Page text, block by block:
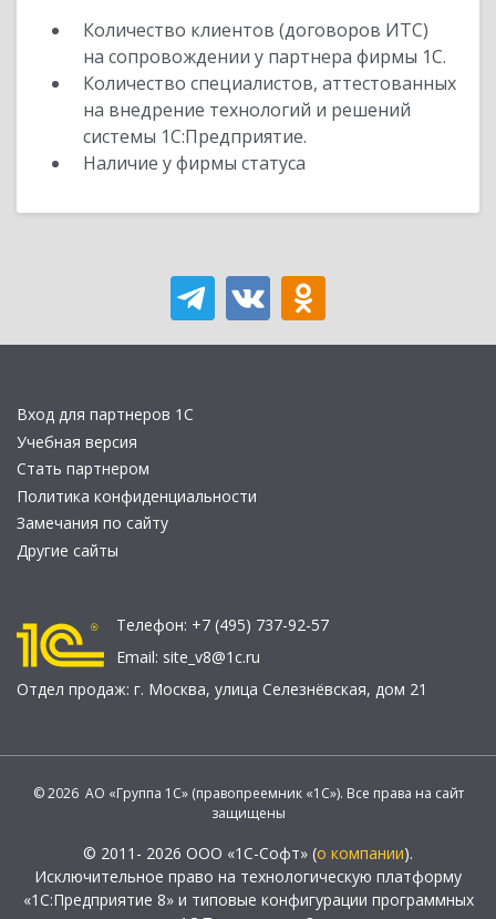
Количество клиентов (договоров ИТС)
на сопровождении у партнера фирмы 1С.
Количество специалистов, аттестованных
на внедрение технологий и решений
системы 1С:Предприятие.
Наличие у фирмы статуса
Вход для партнеров 1С
Учебная версия
Стать партнером
Политика конфиденциальности
Замечания по сайту
Другие сайты
Телефон: +7 (495) 737-92-57
Email: site_v8@1c.ru
Отдел продаж: г. Москва, улица Селезнёвская, дом 21
© 2026 АО «Группа 1С» (правопреемник «1С»). Все права на сайт
защищены
© 2011- 2026 ООО «1С-Софт» (о компании).
Исключительное право на технологическую платформу
«1С:Предприятие 8» и типовые конфигурации программных